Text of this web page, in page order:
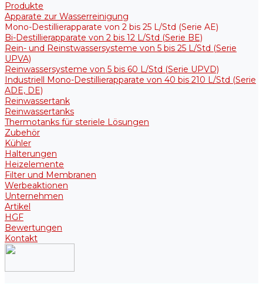
Produkte
Apparate zur Wasserreinigung
Mono-Destillierapparate von 2 bis 25 L/Std (Serie AE)
Bi-Destillierapparate von 2 bis 12 L/Std (Serie BE)
Rein- und Reinstwassersysteme von 5 bis 25 L/Std (Serie
UPVA)
Reinwassersysteme von 5 bis 60 L/Std (Serie UPVD)
Industriell Mono-Destillierapparate von 40 bis 210 L/Std (Serie
ADE, DE)
Reinwassertank
Reinwassertanks
Thermotanks für steriele Lösungen
Zubehör
Kühler
Halterungen
Heizelemente
Filter und Membranen
Werbeaktionen
Unternehmen
Artikel
HGF
Bewertungen
Kontakt